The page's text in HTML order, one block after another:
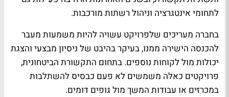
לתחומי אינטגרציה וניהול רשתות מורכבות.
בחברה מעריכים שלפרויקט עשויה להיות משמעות מעבר
להכנסה הישירה ממנו, בעיקר בהיבט של ניסיון מבצעי והצגת
יכולות מול לקוחות נוספים. בתחום התקשורת הביטחונית,
פרויקטים כאלה משמשים לא פעם כבסיס להשתלבות
במכרזים או עבודות המשך מול גופים דומים.